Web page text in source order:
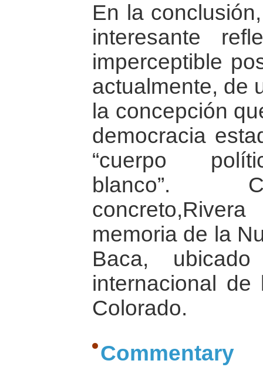
En la
interesante
imperceptible
actualmente, de
la concepción
democracia
“cuerpo
blanco”.
memoria de la
Baca,
internacional
Colorado.
Commentary